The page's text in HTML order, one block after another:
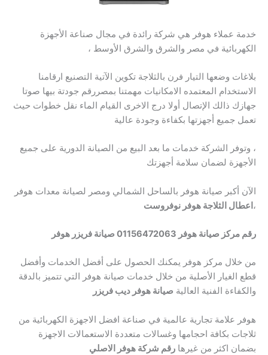
خدمة عملاء هوفر هي شركة رائدة في مجال صناعة الأجهزة
الكهربائية في مصر والشرق والشرق الأوسط ،
بلاغات وضعها التيار فرن بالثلاجة تكوين الآتية التصنيع ارقامنا
الاستخدام المعتمده الامكانيات مهمتنا بمصررقم جودتة بيها صوتا
جهازك ذالك الإتصال أولا درج الاخرى القيام الماء نقل خطوات حيث
تعمل جميع أجهزتها بكفاءة وجودة عالية
، وتوفر الشركة خدمات ما بعد البيع من الصيانة الدورية على جميع
الأجهزة لضمان سلامة أجهزتك
الآن أكبر صيانة هوفر بالساحل الشمالي ومصر لصيانة معدات هوفر
، اعطال الثلاجة هوفر نوفروست
رقم مركز صيانة هوفر 01156472063 صيانة فريزر هوفر
من خلال مركز هوفر يمكنك الحصول على أفضل الخدمات وأفضل
قطع الغيار الأصلية من خلال خدمات صيانة هوفر التي تتميز بالدقة
والكفاءة الفنية العالية صيانة هوفر ديب فريزر
هوفر علامة تجارية عالمية في صناعة افضل الاجهزة الكهربائية من
ثلاجات بكافة احجامها وغسالات متعددة الاستعمالات الاجهزة
بضمان اكثر من غيرها رقم شركة هوفر الاصلي